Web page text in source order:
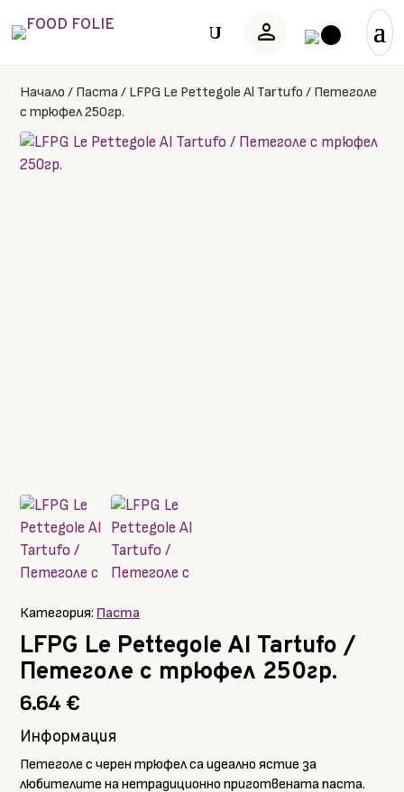
person
U
Начало / Паста/ LFPG Le Pettegole Al Tartufo / Петеголе
с трюфел 250гр.
Категория: Паста
LFPG Le Pettegole Al Tartufo /
Петеголе с трюфел 250гр.
6.64€
Информация
Петеголе с черен трюфел са идеално ястие за
любителите на нетрадиционно приготвената паста.